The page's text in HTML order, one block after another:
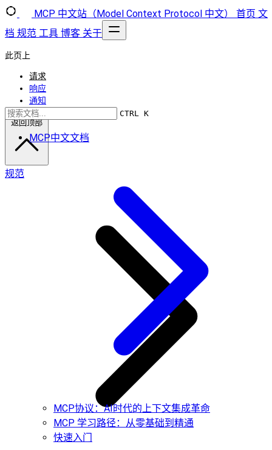
MCP 中文站（Model Context Protocol 中文） 首页 文
档 规范 工具 博客 关于
CTRL K
MCP中文文档
MCP协议：AI时代的上下文集成革命
MCP 学习路径：从零基础到精通
快速入门
此页上
请求
响应
通知
返回顶部
规范